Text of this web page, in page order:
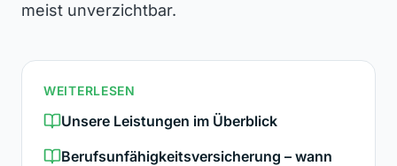
meist unverzichtbar.
WEITERLESEN
Unsere Leistungen im Überblick
Berufsunfähigkeitsversicherung – wann